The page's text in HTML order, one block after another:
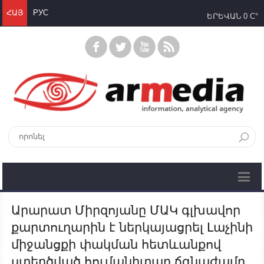
ՀԱՅ РУС ԵՐԵՎԱՆ 0 C°
Արարատ Միրզոյանը ՄԱԿ գլխավոր
քարտուղարին է ներկայացրել Լաչինի
միջանցքի փակման հետևանքով